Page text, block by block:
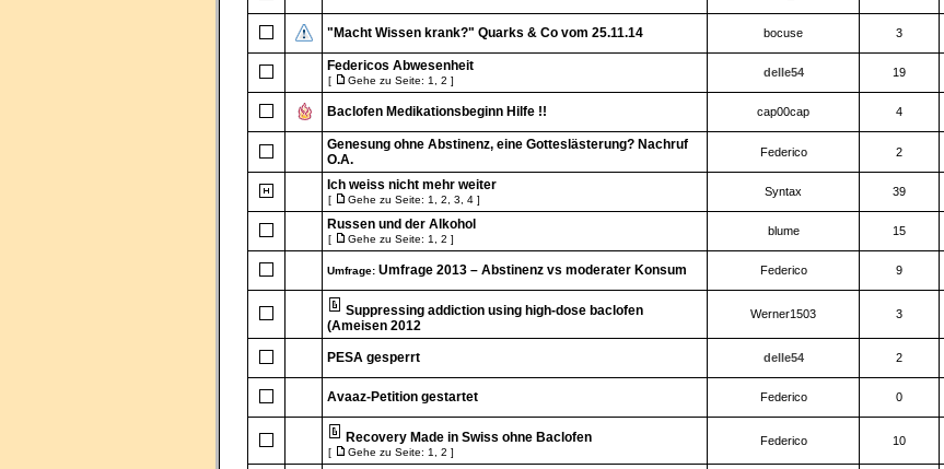
"Macht Wissen krank?" Quarks & Co vom 25.11.14 bocuse 3
Federicos Abwesenheit
[ Gehe zu Seite: 1 2 ]
delle54 19
Baclofen Medikationsbeginn Hilfe !! cap00cap 4
Genesung ohne Abstinenz, eine Gotteslästerung? Nachruf
O.A.
Federico 2
Ich weiss nicht mehr weiter
[ Gehe zu Seite: 1 2 3 4 ]
Syntax 39
Russen und der Alkohol
[ Gehe zu Seite: 1 2 ]
blume 15
Umfrage: Umfrage 2013 – Abstinenz vs moderater Konsum Federico 9
Suppressing addiction using high-dose baclofen
(Ameisen 2012
Werner1503 3
PESA gesperrt delle54 2
Avaaz-Petition gestartet Federico 0
Recovery Made in Swiss ohne Baclofen
[ Gehe zu Seite: 1 2 ]
Federico 10